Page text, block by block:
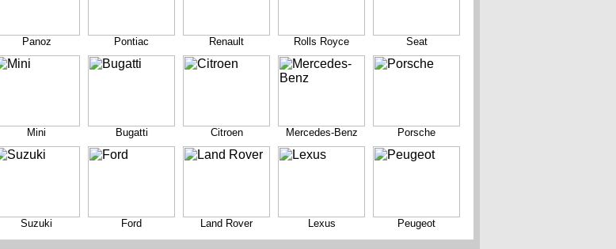
Panoz Pontiac Renault Rolls Royce Seat
Mini Bugatti Citroen Mercedes-Benz Porsche
Suzuki Ford Land Rover Lexus Peugeot